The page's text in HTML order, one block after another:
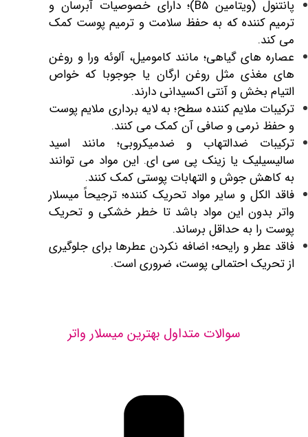
پانتنول (ویتامین B5)؛ دارای خصوصیات آبرسان و
ترمیم‌ کننده که به حفظ سلامت و ترمیم پوست کمک
می ‌کند.
عصاره‌ های گیاهی؛ مانند کامومیل، آلوئه ورا و روغن‌
های مغذی مثل روغن ارگان یا جوجوبا که خواص
التیام ‌بخش و آنتی اکسیدانی دارند.
ترکیبات ملایم کننده سطح؛ به لایه‌ برداری ملایم پوست
و حفظ نرمی و صافی آن کمک می ‌کنند.
ترکیبات ضد‌التهاب و ضد‌میکروبی؛ مانند اسید
سالیسیلیک یا زینک پی ‌سی ‌ای. این مواد می‌ توانند
به کاهش جوش و التهابات پوستی کمک کنند.
فاقد الکل و سایر مواد تحریک ‌کننده؛ ترجیحاً میسلار
واتر بدون این مواد باشد تا خطر خشکی و تحریک
پوست را به حداقل برساند.
فاقد عطر و رایحه؛ اضافه نکردن عطرها برای جلوگیری
از تحریک احتمالی پوست، ضروری است.
سوالات متداول بهترین میسلار واتر